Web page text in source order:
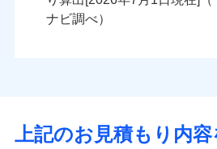
ナビ調べ）
上記のお見積もり内